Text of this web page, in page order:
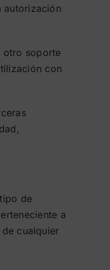
autorización
otro soporte
con
de
a
cualquier